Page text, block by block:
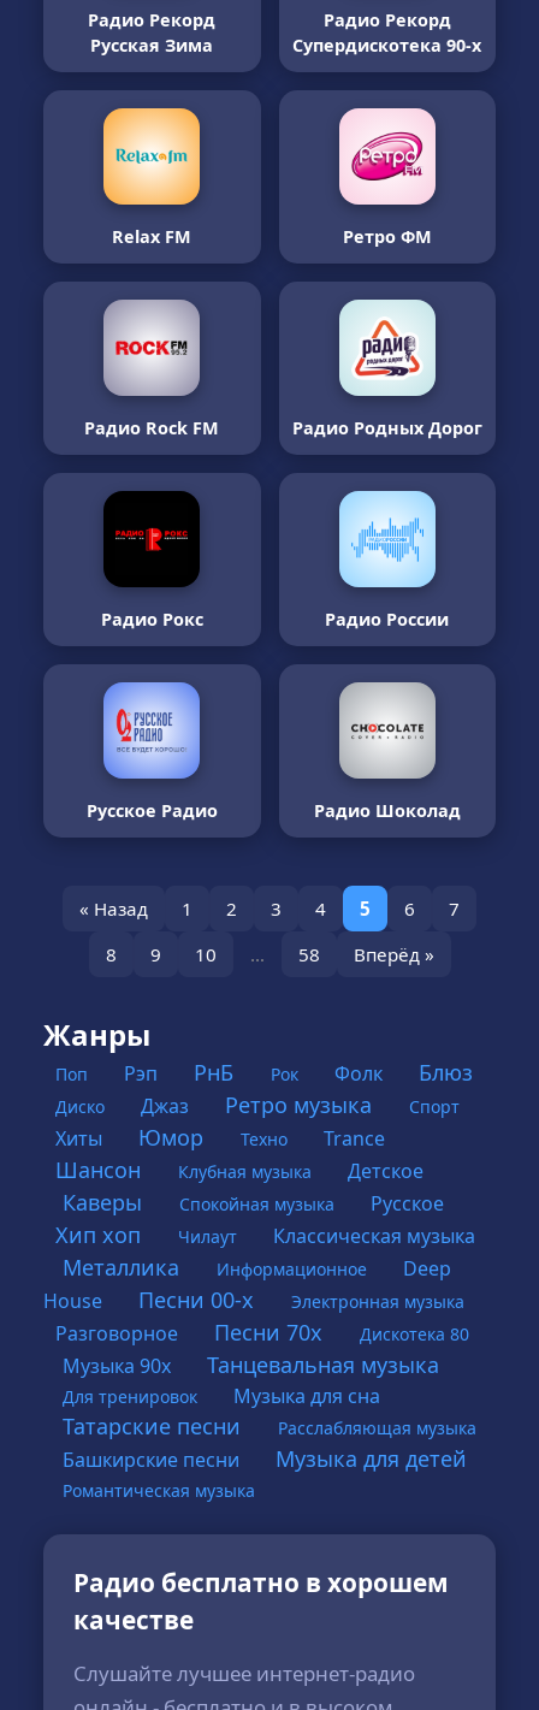
Радио Рекорд
Русская Зима
Радио Рекорд
Супердискотека 90-х
Relax FM Ретро ФМ
Радио Rock FM Радио Родных Дорог
Радио Рокс Радио России
Русское Радио Радио Шоколад
« Назад 1 2 3 4 5 6
7
8
9 10 … 58 Вперёд »
Жанры
Поп Рэп РнБ Рок Фолк Блюз
Диско Джаз Ретро музыка Спорт
Хиты Юмор Техно Trance
Шансон Клубная музыка Детское
Каверы Спокойная музыка Русское
Хип хоп Чилаут Классическая музыка
Металлика Информационное
Deep
House
Песни 00-х Электронная музыка
Разговорное Песни 70х Дискотека 80
Музыка 90х Танцевальная музыка
Для тренировок Музыка для сна
Татарские песни Расслабляющая музыка
Башкирские песни Музыка для детей
Романтическая музыка
Радио бесплатно в хорошем
качестве
Слушайте лучшее интернет-радио